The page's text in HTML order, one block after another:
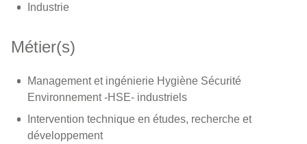
Industrie
Métier(s)
Management et ingénierie Hygiène Sécurité
Environnement -HSE- industriels
Intervention technique en études, recherche et
développement